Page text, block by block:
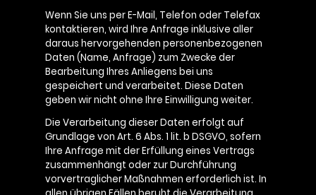
Wenn Sie uns per E-Mail, Telefon oder Telefax
kontaktieren, wird Ihre Anfrage inklusive aller
daraus hervorgehenden personenbezogenen
Daten (Name, Anfrage) zum Zwecke der
Bearbeitung Ihres Anliegens bei uns
gespeichert und verarbeitet. Diese Daten
geben wir nicht ohne Ihre Einwilligung weiter.
Die Verarbeitung dieser Daten erfolgt auf
Grundlage von Art. 6 Abs. 1 lit. b DSGVO, sofern
Ihre Anfrage mit der Erfüllung eines Vertrags
zusammenhängt oder zur Durchführung
vorvertraglicher Maßnahmen erforderlich ist. In